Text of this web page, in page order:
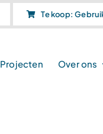
Te koop:
Projecten Over ons